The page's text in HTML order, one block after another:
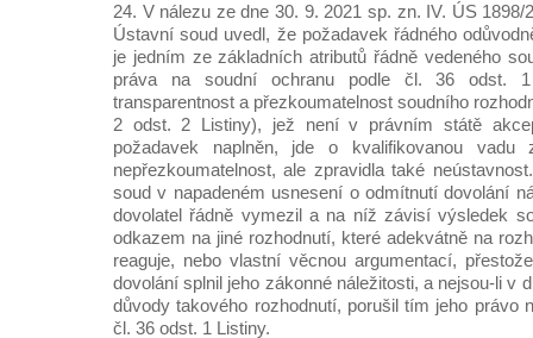
24. V nálezu ze dne 30. 9. 2021 sp. zn. IV. ÚS
Ústavní soud uvedl, že požadavek řádného
je jedním ze základních atributů řádně vedeného
práva na soudní ochranu podle čl. 36 odst.
transparentnost a přezkoumatelnost soudního
2 odst. 2 Listiny), jež není v právním státě
požadavek naplněn, jde o kvalifikovanou vadu
nepřezkoumatelnost, ale zpravidla také
soud v napadeném usnesení o odmítnutí dovolání
dovolatel řádně vymezil a na níž závisí výsledek
odkazem na jiné rozhodnutí, které adekvátně na
reaguje, nebo vlastní věcnou argumentací,
dovolání splnil jeho zákonné náležitosti, a nejsou-li v
důvody takového rozhodnutí, porušil tím jeho právo
čl. 36 odst. 1 Listiny.